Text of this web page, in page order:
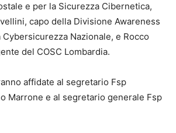
e per la Sicurezza Cibernetica,
capo della Divisione Awareness
Cybersicurezza Nazionale, e Rocco
del COSC Lombardia.
affidate al segretario Fsp
Marrone e al segretario generale Fsp